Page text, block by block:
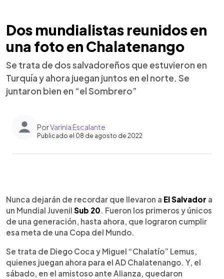
Dos mundialistas reunidos en
una foto en Chalatenango
Se trata de dos salvadoreños que estuvieron en
Turquía y ahora juegan juntos en el norte. Se
juntaron bien en “el Sombrero”
PorVarinia Escalante
Publicado el 08 de agosto de 2022
► Escuchar artículo
Nunca dejarán de recordar que llevaron a El Salvador a
un Mundial Juvenil Sub 20. Fueron los primeros y únicos
de una generación, hasta ahora, que lograron cumplir
esa meta de una Copa del Mundo.
Se trata de Diego Coca y Miguel “Chalatío” Lemus,
quienes juegan ahora para el AD Chalatenango. Y, el
sábado, en el amistoso ante Alianza, quedaron